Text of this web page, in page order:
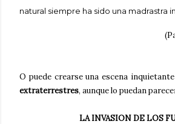
natural siempre ha sido una madrastra
O puede crearse una escena inquietante
extraterrestres, aunque lo puedan
LA INVASION DE LOS